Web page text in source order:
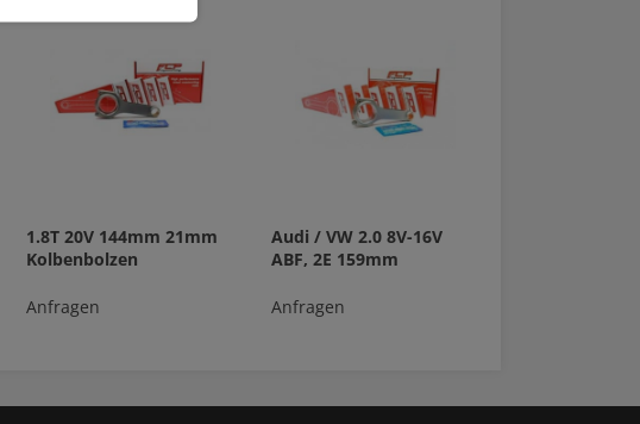
1.8T 20V 144mm 21mm
Kolbenbolzen
Anfragen
Audi / VW 2.0 8V-16V
ABF, 2E 159mm
Anfragen